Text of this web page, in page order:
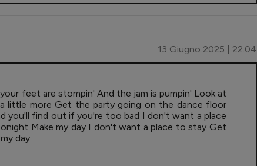
13 Giugno 2025 | 22.04
feet are stompin' And the jam is pumpin' Look at
little more Get the party going on the dance floor
you'll find out if you're too bad I don't want a place
Make my day I don't want a place to stay Get
day